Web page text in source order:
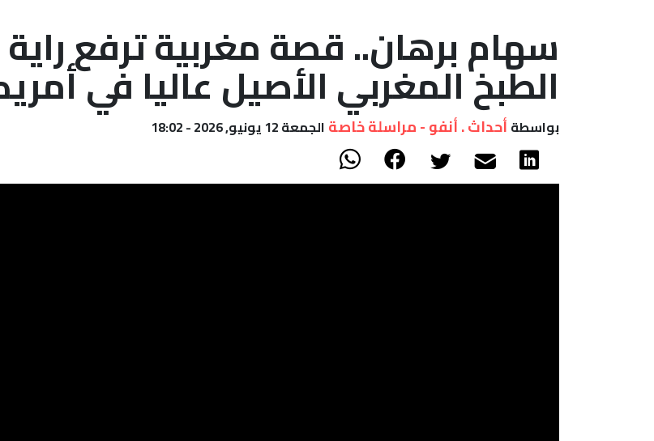
سهام برهان.. قصة مغربية ترفع راية
الطبخ المغربي الأصيل عاليا في
بواسطة أحداث . أنفو - مراسلة خاصة الجمعة 12 يونيو, 2026 - 18:02